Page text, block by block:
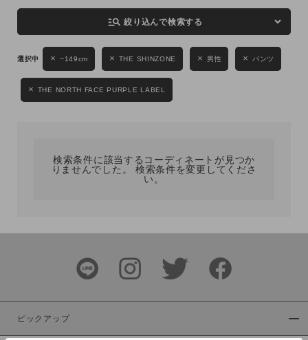
性別
MENS LADIES KIDS
ブランド
manage_search 絞り込んで検索する
~149cm THE SHINZONE 男性 パンツ
THE NORTH FACE PURPLE LABEL
検索条件に該当するコーディネートが見つか
りませんでした。 検索条件を変更してくださ
い。
ピックアップ